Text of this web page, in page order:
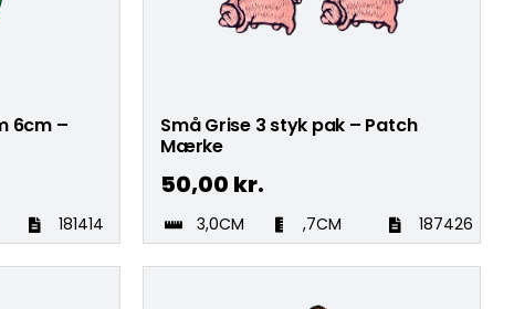
6cm –
181414
Små Grise 3 styk pak – Patch
Mærke
50,00 kr.
3,0CM ,7CM 187426